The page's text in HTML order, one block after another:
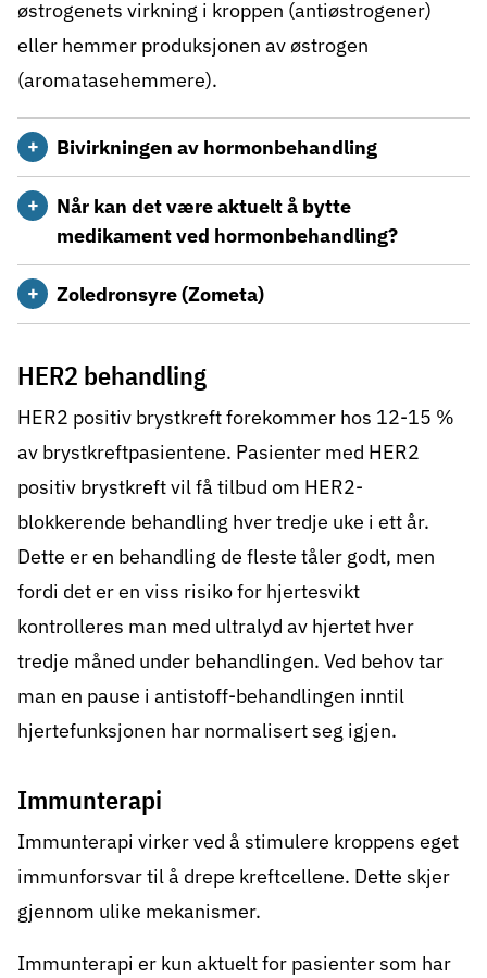
østrogenets virkning i kroppen (antiøstrogener)
eller hemmer produksjonen av østrogen
(aromatasehemmere).
Bivirkningen av hormonbehandling
Når kan det være aktuelt å bytte
medikament ved hormonbehandling?
Zoledronsyre (Zometa)
HER2 behandling
HER2 positiv brystkreft forekommer hos 12-15 %
av brystkreftpasientene. Pasienter med HER2
positiv brystkreft vil få tilbud om HER2-
blokkerende behandling hver tredje uke i ett år.
Dette er en behandling de fleste tåler godt, men
fordi det er en viss risiko for hjertesvikt
kontrolleres man med ultralyd av hjertet hver
tredje måned under behandlingen. Ved behov tar
man en pause i antistoff-behandlingen inntil
hjertefunksjonen har normalisert seg igjen.
Immunterapi
Immunterapi virker ved å stimulere kroppens eget
immunforsvar til å drepe kreftcellene. Dette skjer
gjennom ulike mekanismer.
Immunterapi er kun aktuelt for pasienter som har